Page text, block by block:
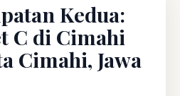
Kedua:
C di Cimahi
Cimahi, Jawa